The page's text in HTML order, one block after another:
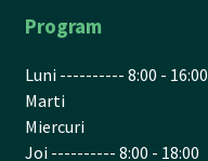
Program
Luni ---------- 8:00 - 16:00
Marti
Miercuri
Joi ---------- 8:00 - 18:00